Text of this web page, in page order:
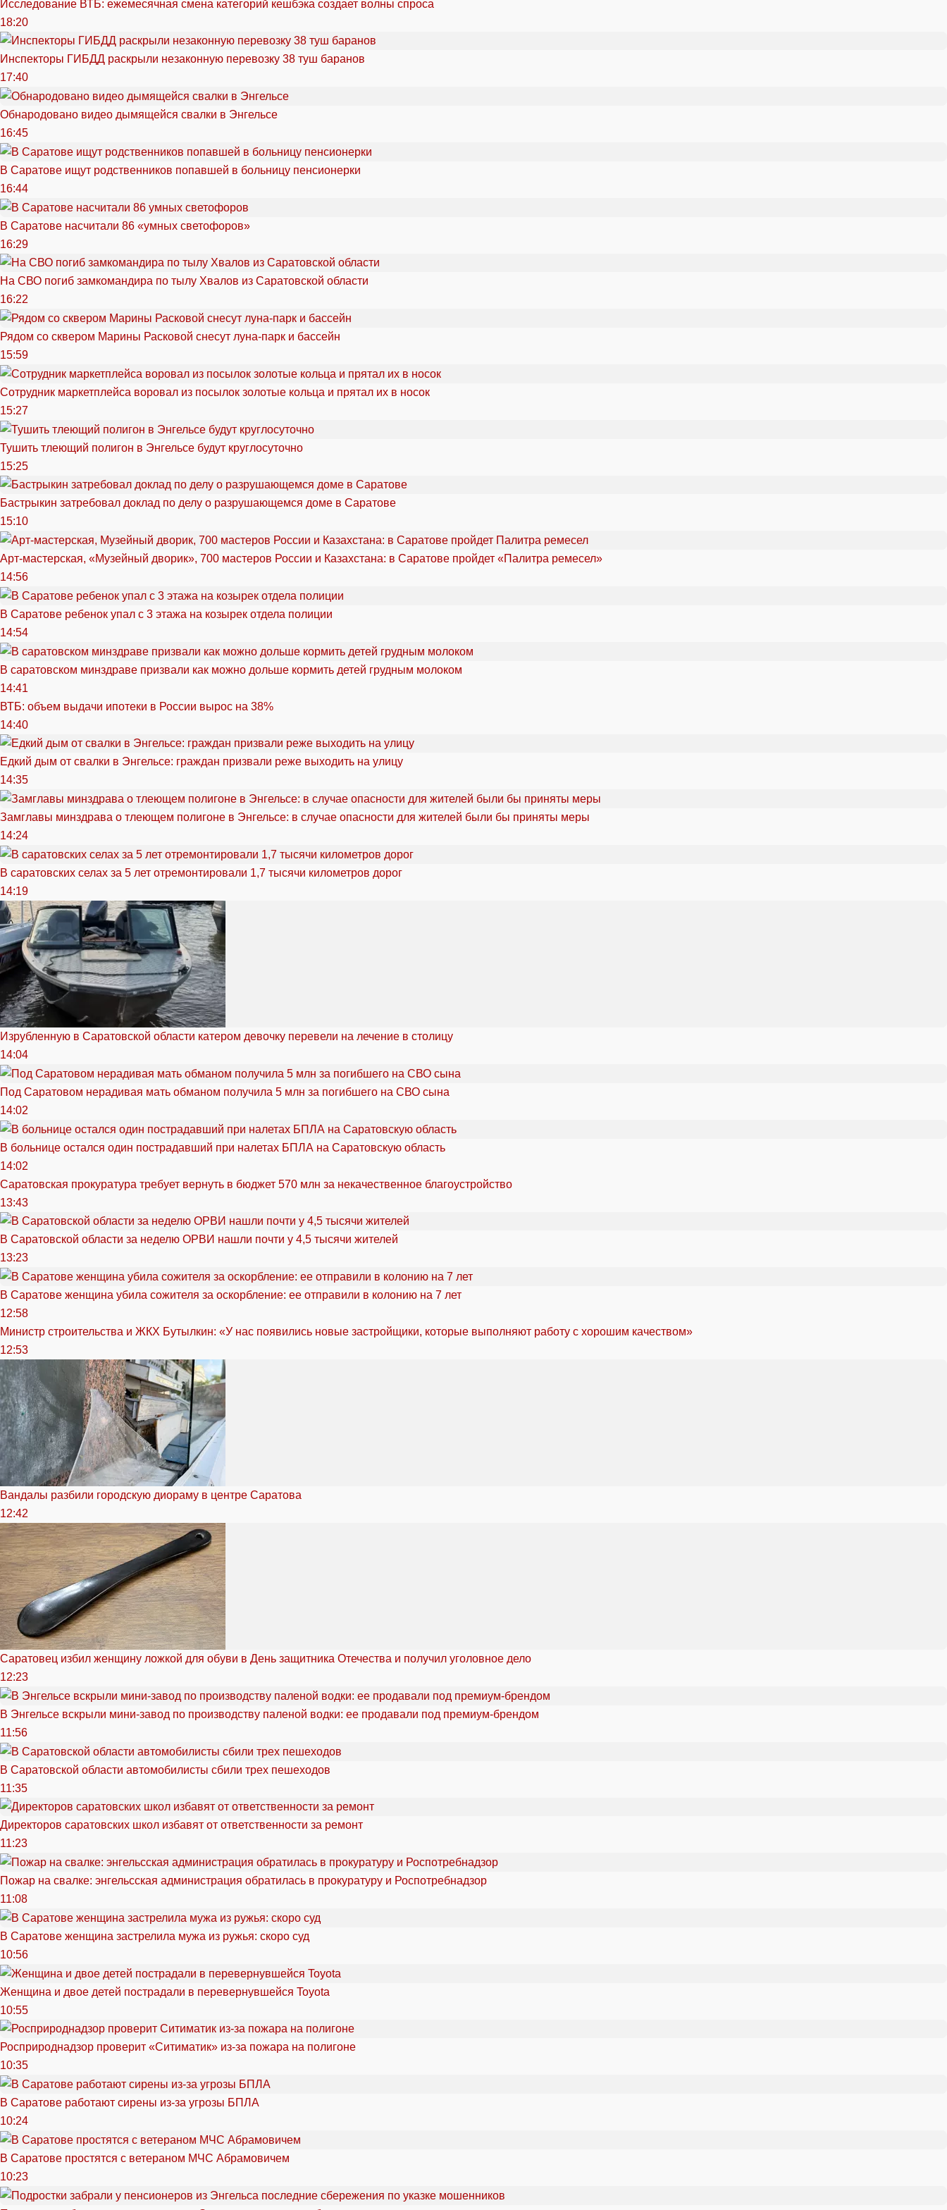
Исследование ВТБ: ежемесячная смена категорий кешбэка создает волны спроса
18:20
Инспекторы ГИБДД раскрыли незаконную перевозку 38 туш баранов
17:40
Обнародовано видео дымящейся свалки в Энгельсе
16:45
В Саратове ищут родственников попавшей в больницу пенсионерки
16:44
В Саратове насчитали 86 «умных светофоров»
16:29
На СВО погиб замкомандира по тылу Хвалов из Саратовской области
16:22
Рядом со сквером Марины Расковой снесут луна-парк и бассейн
15:59
Сотрудник маркетплейса воровал из посылок золотые кольца и прятал их в носок
15:27
Тушить тлеющий полигон в Энгельсе будут круглосуточно
15:25
Бастрыкин затребовал доклад по делу о разрушающемся доме в Саратове
15:10
Арт-мастерская, «Музейный дворик», 700 мастеров России и Казахстана: в Саратове пройдет «Палитра ремесел»
14:56
В Саратове ребенок упал с 3 этажа на козырек отдела полиции
14:54
В саратовском минздраве призвали как можно дольше кормить детей грудным молоком
14:41
ВТБ: объем выдачи ипотеки в России вырос на 38%
14:40
Едкий дым от свалки в Энгельсе: граждан призвали реже выходить на улицу
14:35
Замглавы минздрава о тлеющем полигоне в Энгельсе: в случае опасности для жителей были бы приняты меры
14:24
В саратовских селах за 5 лет отремонтировали 1,7 тысячи километров дорог
14:19
Изрубленную в Саратовской области катером девочку перевели на лечение в столицу
14:04
Под Саратовом нерадивая мать обманом получила 5 млн за погибшего на СВО сына
14:02
В больнице остался один пострадавший при налетах БПЛА на Саратовскую область
14:02
Саратовская прокуратура требует вернуть в бюджет 570 млн за некачественное благоустройство
13:43
В Саратовской области за неделю ОРВИ нашли почти у 4,5 тысячи жителей
13:23
В Саратове женщина убила сожителя за оскорбление: ее отправили в колонию на 7 лет
12:58
Министр строительства и ЖКХ Бутылкин: «У нас появились новые застройщики, которые выполняют работу с хорошим качеством»
12:53
Вандалы разбили городскую диораму в центре Саратова
12:42
Саратовец избил женщину ложкой для обуви в День защитника Отечества и получил уголовное дело
12:23
В Энгельсе вскрыли мини-завод по производству паленой водки: ее продавали под премиум-брендом
11:56
В Саратовской области автомобилисты сбили трех пешеходов
11:35
Директоров саратовских школ избавят от ответственности за ремонт
11:23
Пожар на свалке: энгельсская администрация обратилась в прокуратуру и Роспотребнадзор
11:08
В Саратове женщина застрелила мужа из ружья: скоро суд
10:56
Женщина и двое детей пострадали в перевернувшейся Toyota
10:55
Росприроднадзор проверит «Ситиматик» из-за пожара на полигоне
10:35
В Саратове работают сирены из-за угрозы БПЛА
10:24
В Саратове простятся с ветераном МЧС Абрамовичем
10:23